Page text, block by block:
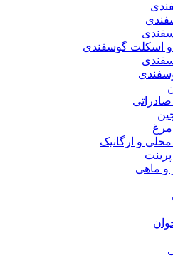
و اسکلت گوسفندی
و ارگانیک
و ماهی